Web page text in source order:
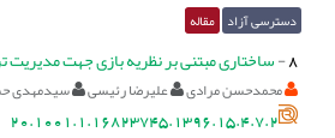
دسترسی آزاد مقاله
8
-ساختاری مبتنی بر نظریه بازی جهت مدیریت
محمدحسن مرادی علیرضا رئیسی سیدمهدی
20.1001.1.16823745.1396.15.4.7.2